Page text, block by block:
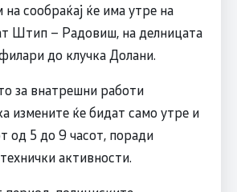
сообраќај ќе има утре на
Штип – Радовиш, на делницата
до клучка Долани.
за внатрешни работи
измените ќе бидат само утре и
од 5 до 9 часот, поради
активности.